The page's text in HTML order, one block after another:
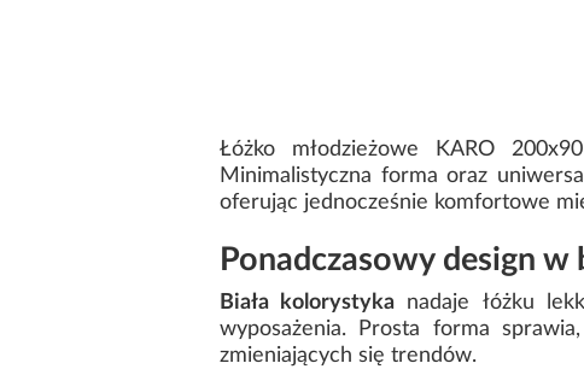
Łóżko młodzieżowe KARO
Minimalistyczna forma oraz
oferując jednocześnie komfortowe
Ponadczasowy design w
Biała kolorystyka nadaje łóżku
wyposażenia. Prosta forma
zmieniających się trendów.